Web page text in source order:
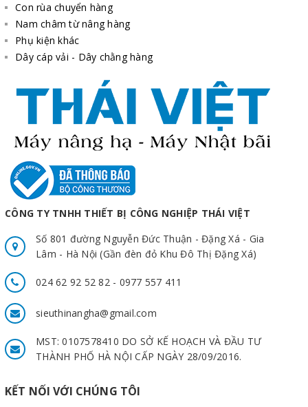
Con rùa chuyển hàng
Nam châm từ nâng hàng
Phụ kiện khác
Dây cáp vải - Dây chằng hàng
CÔNG TY TNHH THIẾT BỊ CÔNG NGHIỆP THÁI VIỆT
Số 801 đường Nguyễn Đức Thuận - Đặng Xá - Gia
Lâm - Hà Nội (Gần đèn đỏ Khu Đô Thị Đặng Xá)
024 62 92 52 82 - 0977 557 411
sieuthinangha@gmail.com
MST: 0107578410 DO SỞ KẾ HOẠCH VÀ ĐẦU TƯ
THÀNH PHỐ HÀ NỘI CẤP NGÀY 28/09/2016.
KẾT NỐI VỚI CHÚNG TÔI